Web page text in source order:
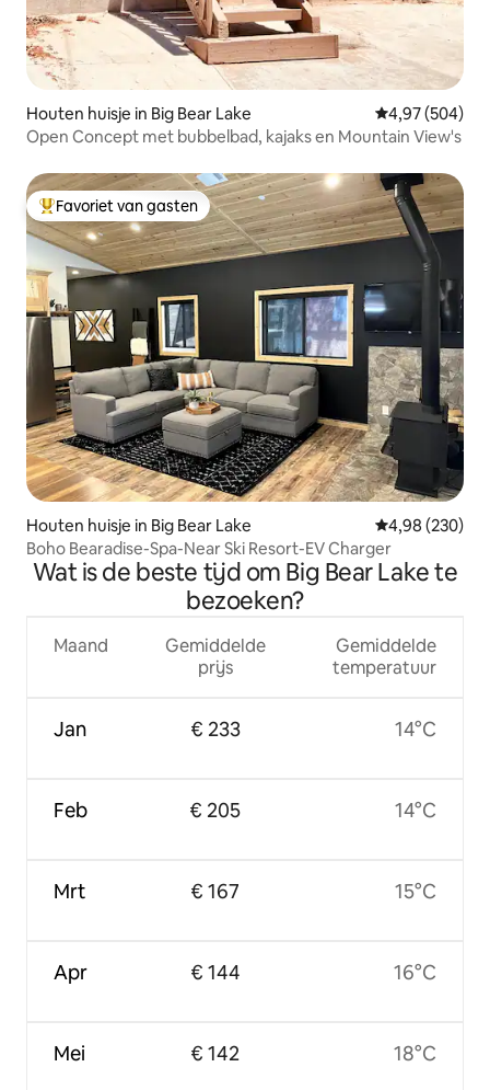
Houten huisje in Big Bear Lake Gemiddelde
4,97 (504)
Open Concept met bubbelbad, kajaks en Mountain View's
Topfavoriet van gasten
Favoriet van gasten
Houten huisje in Big Bear Lake Gemiddelde
4,98 (230)
Boho Bearadise-Spa-Near Ski Resort-EV Charger
Wat is de beste tijd om Big Bear Lake te
bezoeken?
Maand
Jan
Feb
Mrt
Apr
Mei
Gemiddelde
prijs
€ 233
€ 205
€ 167
€ 144
€ 142
Gemiddelde
temperatuur
14°C
14°C
15°C
16°C
18°C